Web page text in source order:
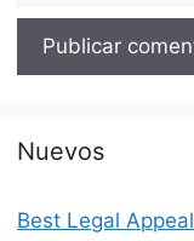
Nuevos
Best Legal